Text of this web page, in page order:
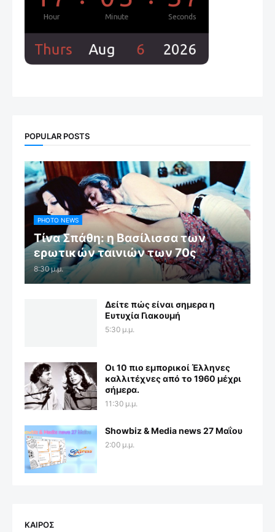
POPULAR POSTS
PHOTO NEWS
Τίνα Σπάθη: η Βασίλισσα των
ερωτικών ταινιών των 70ς
8:30 μ.μ.
Δείτε πώς είναι σημερα η
Ευτυχία Γιακουμή
5:30 μ.μ.
Οι 10 πιο εμπορικοί Έλληνες
καλλιτέχνες από το 1960 μέχρι
σήμερα.
11:30 μ.μ.
Showbiz & Media news 27 Μαΐου
2:00 μ.μ.
ΚΑΙΡΟΣ